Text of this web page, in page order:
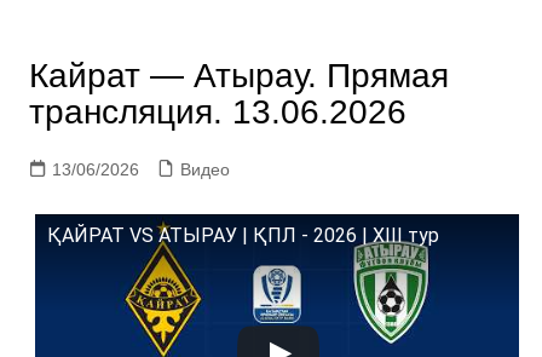
Кайрат — Атырау. Прямая
трансляция. 13.06.2026
13/06/2026 Видео
ҚАЙРАТ VS АТЫРАУ | ҚПЛ - 2026 | XIII тур